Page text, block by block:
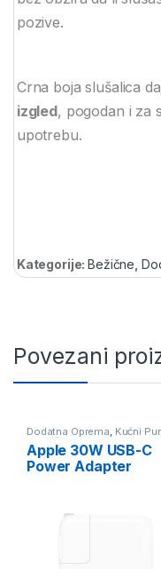
pozive.
Crna boja slušalica
izgled, pogodan i za
upotrebu.
Kategorije:Bežične
Povezani
Dodatna Oprema, Kućni
Punjači i Oprema
Apple 30W USB-C
Power Adapter